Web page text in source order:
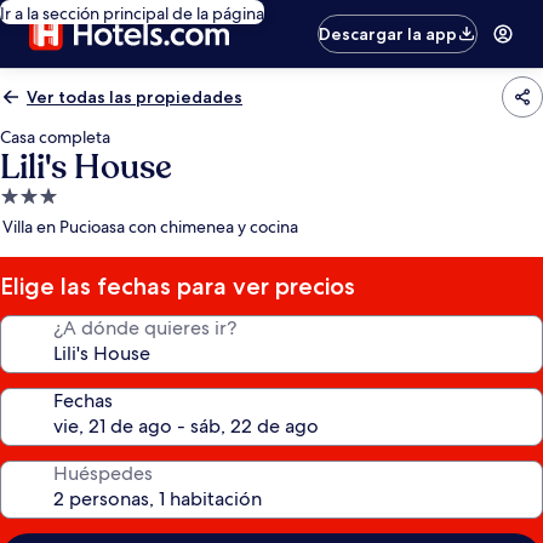
Ir a la sección principal de la página
Descargar la app
Ver todas las propiedades
Casa completa
Lili's House
Propiedad
de
estrellas
Villa en Pucioasa con chimenea y cocina
Elige las fechas para ver precios
¿A dónde quieres ir?
Fechas
Huéspedes